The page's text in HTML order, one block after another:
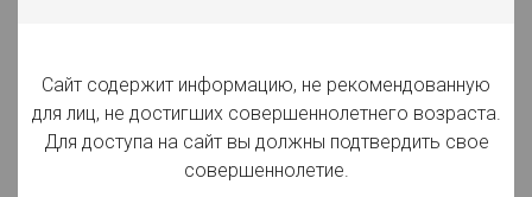
Крепость: 4.3%
Плотность: 10,60%
Фильтрованное
Сайт содержит информацию, не рекомендованную
для лиц, не достигших совершеннолетнего возраста.
Для доступа на сайт вы должны подтвердить свое
совершеннолетие.